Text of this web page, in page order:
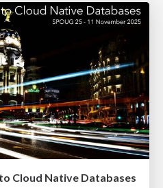
Cloud Native Databases